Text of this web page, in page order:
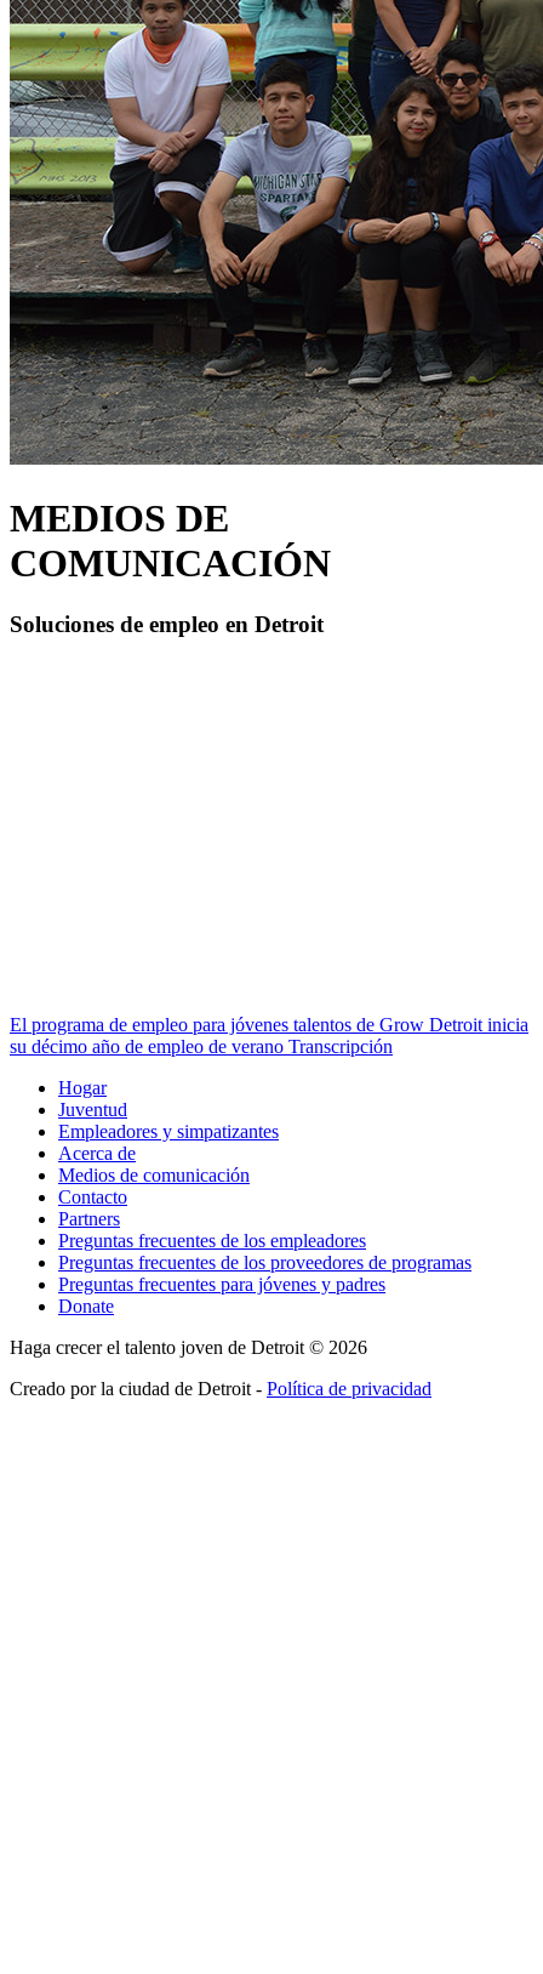
MEDIOS DE
COMUNICACIÓN
Soluciones de empleo en Detroit
El programa de empleo para jóvenes talentos de Grow Detroit inicia
su décimo año de empleo de verano Transcripción
Hogar
Juventud
Empleadores y simpatizantes
Acerca de
Medios de comunicación
Contacto
Partners
Preguntas frecuentes de los empleadores
Preguntas frecuentes de los proveedores de programas
Preguntas frecuentes para jóvenes y padres
Donate
Haga crecer el talento joven de Detroit © 2026
Creado por la ciudad de Detroit - Política de privacidad